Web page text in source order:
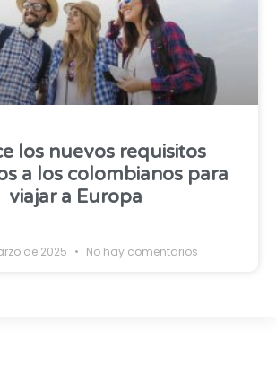
los nuevos requisitos
a los colombianos para
viajar a Europa
de 2025 No hay comentarios